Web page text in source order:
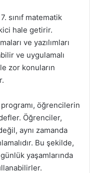
sınıf matematik
hale getirir.
ve yazılımları
ve uygulamalı
zor konuların
öğrencilerin
Öğrenciler,
aynı zamanda
Bu şekilde,
yaşamlarında